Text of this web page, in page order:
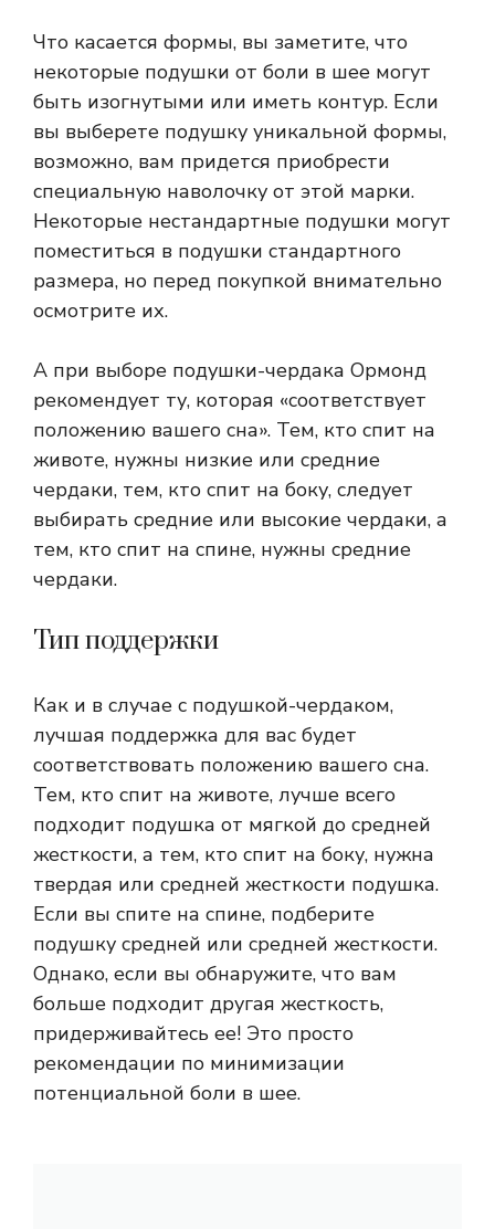
Что касается формы, вы заметите, что
некоторые подушки от боли в шее могут
быть изогнутыми или иметь контур. Если
вы выберете подушку уникальной формы,
возможно, вам придется приобрести
специальную наволочку от этой марки.
Некоторые нестандартные подушки могут
поместиться в подушки стандартного
размера, но перед покупкой внимательно
осмотрите их.
А при выборе подушки-чердака Ормонд
рекомендует ту, которая «соответствует
положению вашего сна». Тем, кто спит на
животе, нужны низкие или средние
чердаки, тем, кто спит на боку, следует
выбирать средние или высокие чердаки, а
тем, кто спит на спине, нужны средние
чердаки.
Тип поддержки
Как и в случае с подушкой-чердаком,
лучшая поддержка для вас будет
соответствовать положению вашего сна.
Тем, кто спит на животе, лучше всего
подходит подушка от мягкой до средней
жесткости, а тем, кто спит на боку, нужна
твердая или средней жесткости подушка.
Если вы спите на спине, подберите
подушку средней или средней жесткости.
Однако, если вы обнаружите, что вам
больше подходит другая жесткость,
придерживайтесь ее! Это просто
рекомендации по минимизации
потенциальной боли в шее.